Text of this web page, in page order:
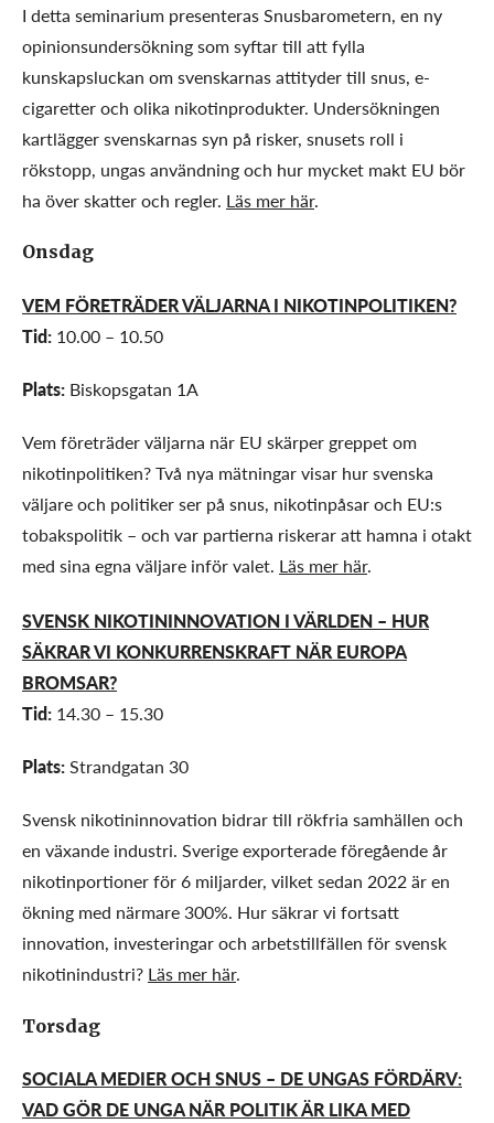
I detta seminarium presenteras Snusbarometern, en ny
opinionsundersökning som syftar till att fylla
kunskapsluckan om svenskarnas attityder till snus, e-
cigaretter och olika nikotinprodukter. Undersökningen
kartlägger svenskarnas syn på risker, snusets roll i
rökstopp, ungas användning och hur mycket makt EU bör
ha över skatter och regler. Läs mer här.
Onsdag
VEM FÖRETRÄDER VÄLJARNA I NIKOTINPOLITIKEN?
Tid: 10.00 – 10.50
Plats: Biskopsgatan 1A
Vem företräder väljarna när EU skärper greppet om
nikotinpolitiken? Två nya mätningar visar hur svenska
väljare och politiker ser på snus, nikotinpåsar och EU:s
tobakspolitik – och var partierna riskerar att hamna i otakt
med sina egna väljare inför valet. Läs mer här.
SVENSK NIKOTININNOVATION I VÄRLDEN – HUR
SÄKRAR VI KONKURRENSKRAFT NÄR EUROPA
BROMSAR?
Tid: 14.30 – 15.30
Plats:Strandgatan 30
Svensk nikotininnovation bidrar till rökfria samhällen och
en växande industri. Sverige exporterade föregående år
nikotinportioner för 6 miljarder, vilket sedan 2022 är en
ökning med närmare 300%. Hur säkrar vi fortsatt
innovation, investeringar och arbetstillfällen för svensk
nikotinindustri? Läs mer här.
Torsdag
SOCIALA MEDIER OCH SNUS – DE UNGAS FÖRDÄRV:
VAD GÖR DE UNGA NÄR POLITIK ÄR LIKA MED